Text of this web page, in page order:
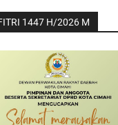
1447 H/2026 M